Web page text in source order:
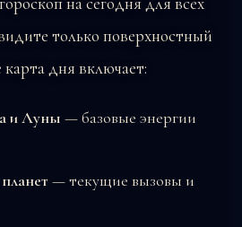
только поверхностный
дня включает:
и Луны — базовые энергии
— текущие вызовы и